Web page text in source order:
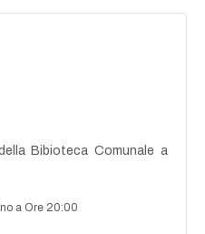
Bibioteca Comunale a
a Ore 20:00